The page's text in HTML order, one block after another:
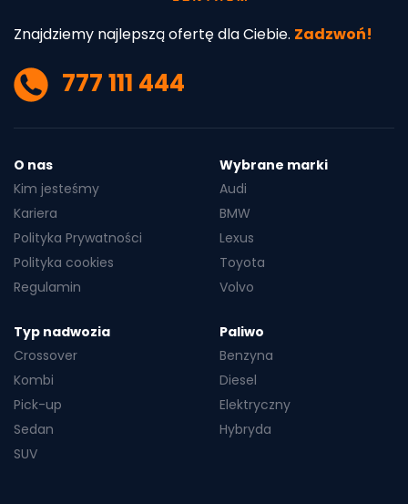
Znajdziemy najlepszą ofertę dla Ciebie. Zadzwoń!
777 111 444
O nas
Kim jesteśmy
Kariera
Polityka Prywatności
Polityka cookies
Regulamin
Wybrane marki
Audi
BMW
Lexus
Toyota
Volvo
Typ nadwozia
Crossover
Kombi
Pick-up
Sedan
SUV
Paliwo
Benzyna
Diesel
Elektryczny
Hybryda